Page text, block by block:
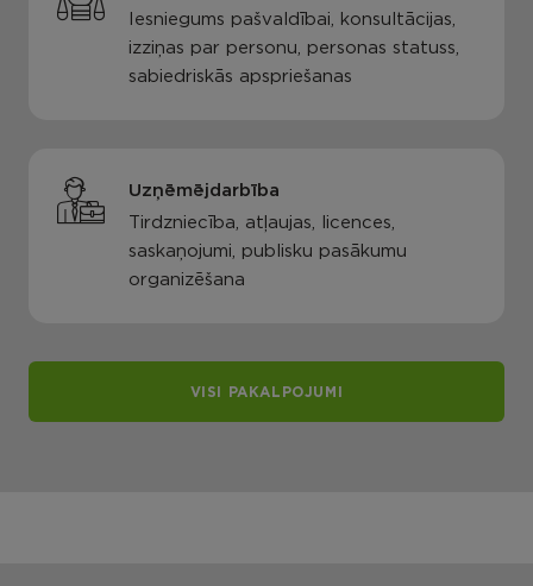
Iesniegums pašvaldībai, konsultācijas,
izziņas par personu, personas statuss,
sabiedriskās apspriešanas
Uzņēmējdarbība
Tirdzniecība, atļaujas, licences,
saskaņojumi, publisku pasākumu
organizēšana
VISI PAKALPOJUMI